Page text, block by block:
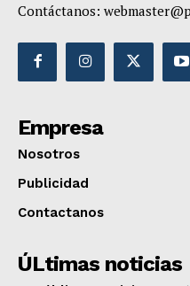
Contáctanos:
Empresa
Nosotros
Publicidad
Contactanos
ÚLtimas noticias